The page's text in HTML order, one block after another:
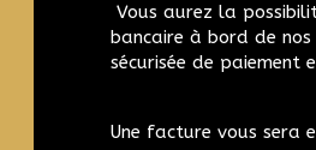
Vous aurez la
bancaire à bord de
sécurisée de paiement
Une facture vous sera